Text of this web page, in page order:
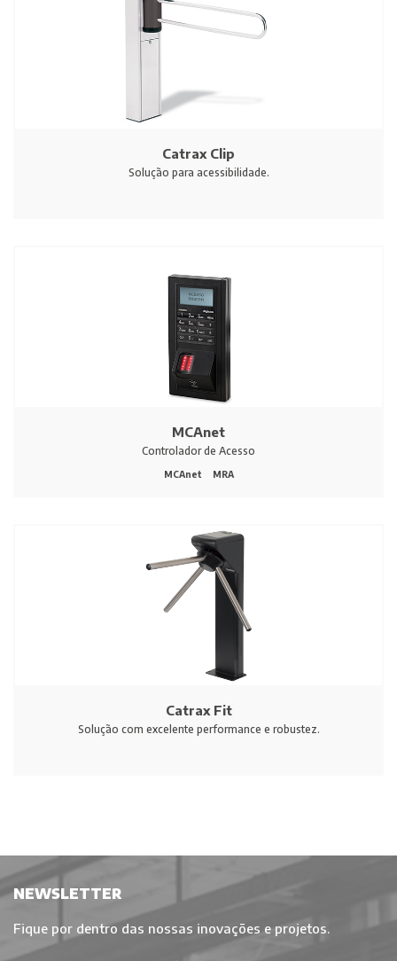
Catrax Clip
Solução para acessibilidade.
MCAnet
Controlador de Acesso
MCAnet MRA
Catrax Fit
Solução com excelente performance e robustez.
NEWSLETTER
Fique por dentro das nossas inovações e projetos.